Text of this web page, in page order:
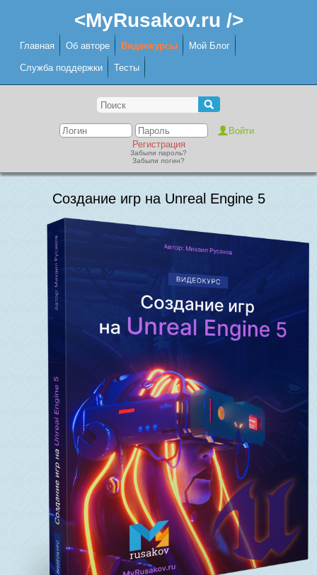
<MyRusakov.ru />
Главная Об авторе Видеокурсы Мой Блог
Служба поддержки Тесты
Регистрация
Забыли пароль?
Забыли логин?
Создание игр на Unreal Engine 5